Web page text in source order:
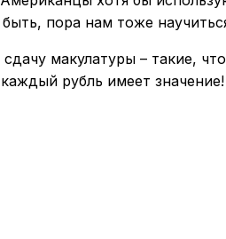
пора нам тоже
макулатуры – такие,
рубль имеет значение!